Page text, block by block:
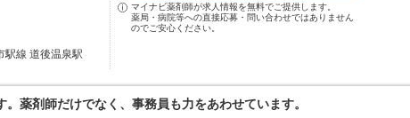
駅線 道後温泉駅
マイナビ薬剤師が求人情報を無料でご提供します。
薬局・病院等への直接応募・問い合わせではありません
のでご安心ください。
薬剤師だけでなく、事務員も力をあわせています。